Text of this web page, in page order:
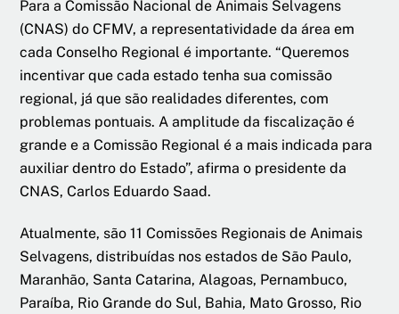
Para a Comissão Nacional de Animais Selvagens
(CNAS) do CFMV, a representatividade da área em
cada Conselho Regional é importante. “Queremos
incentivar que cada estado tenha sua comissão
regional, já que são realidades diferentes, com
problemas pontuais. A amplitude da fiscalização é
grande e a Comissão Regional é a mais indicada para
auxiliar dentro do Estado”, afirma o presidente da
CNAS, Carlos Eduardo Saad.
Atualmente, são 11 Comissões Regionais de Animais
Selvagens, distribuídas nos estados de São Paulo,
Maranhão, Santa Catarina, Alagoas, Pernambuco,
Paraíba, Rio Grande do Sul, Bahia, Mato Grosso, Rio